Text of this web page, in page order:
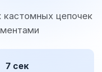
кастомных цепочек
7 сек